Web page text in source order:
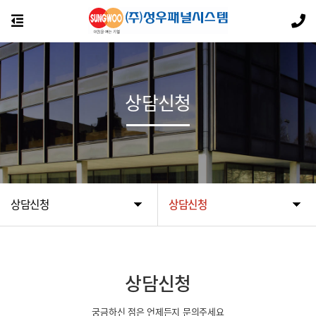
상담신청 상담신청
상담신청
상담신청
궁금하신 점은 언제든지 문의주세요